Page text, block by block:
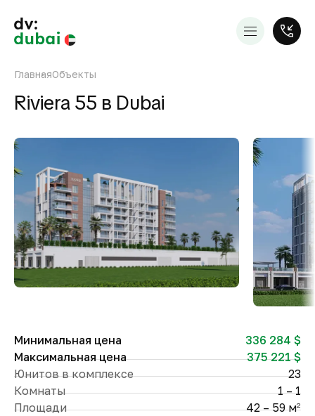
ГлавнаяОбъекты
Riviera 55 в Dubai
Минимальная цена
336 284 $
Максимальная цена
375 221 $
Юнитов в комплексе
23
Комнаты
1 – 1
Площади
42 – 59 м2